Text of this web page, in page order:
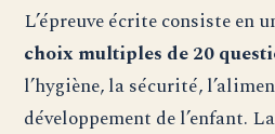
L’épreuve écrite consiste en
choix multiples de 20
l’hygiène, la sécurité,
développement de l’enfant.